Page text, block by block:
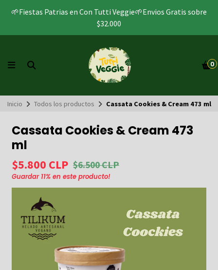
🌱Fiestas Patrias en Con Tutti Veggie🌱Envios Gratis sobre
$32.000
0
Inicio Todos los productos Cassata Cookies & Cream 473 ml
Cassata Cookies & Cream 473
ml
$5.800 CLP $6.500 CLP
Guardar 11% en este producto!